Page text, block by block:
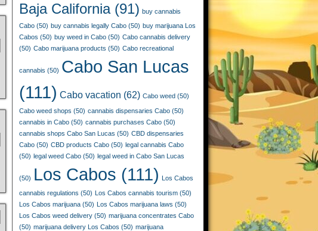
Baja California(91) buy cannabis
Cabo (50) buy cannabis legally Cabo (50) buy marijuana Los
Cabos (50) buy weed in Cabo (50) Cabo cannabis delivery
(50) Cabo marijuana products (50) Cabo recreational
cannabis (50) Cabo San Lucas
(111) Cabo vacation (62) Cabo weed (50)
Cabo weed shops (50) cannabis dispensaries Cabo (50)
cannabis in Cabo (50) cannabis purchases Cabo (50)
cannabis shops Cabo San Lucas (50) CBD dispensaries
Cabo (50) CBD products Cabo (50) legal cannabis Cabo
(50) legal weed Cabo (50) legal weed in Cabo San Lucas
(50) Los Cabos (111) Los Cabos
cannabis regulations (50) Los Cabos cannabis tourism (50)
Los Cabos marijuana (50) Los Cabos marijuana laws (50)
Los Cabos weed delivery (50) marijuana concentrates Cabo
(50) marijuana delivery Los Cabos (50) marijuana